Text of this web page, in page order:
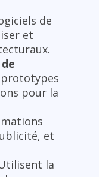
de
et
prototypes
pour la
et
la